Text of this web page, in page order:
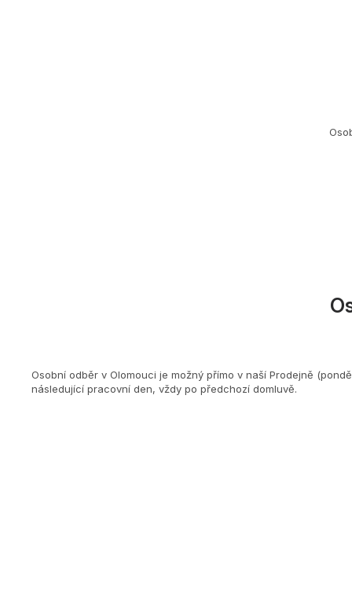
Osobní odběr v Olomouci je možný přímo v naší Prodejně
následující pracovní den, vždy po předchozí domluvě.